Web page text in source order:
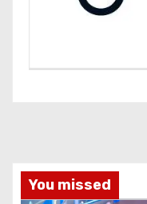
You missed